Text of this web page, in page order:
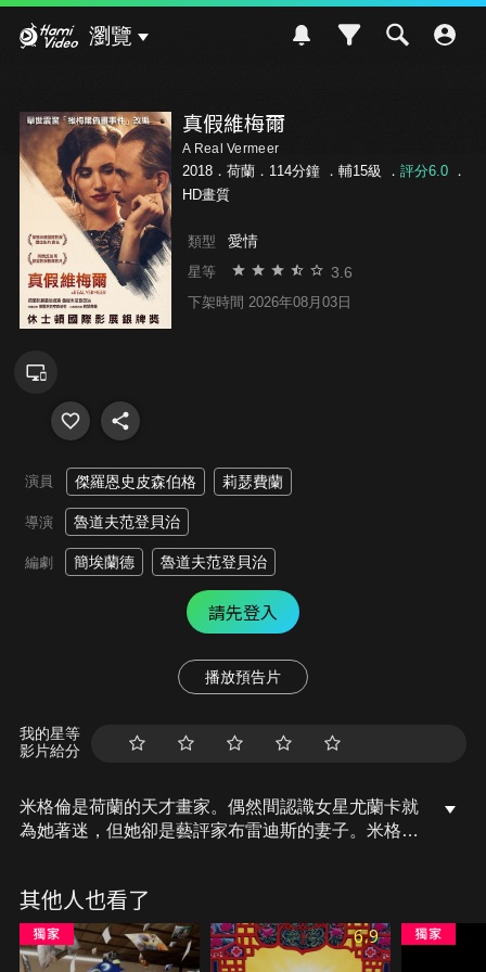
瀏覽
真假維梅爾
A Real Vermeer
2018．荷蘭．114分鐘 ． 輔15級 ． 評分6.0．
HD畫質
類型 愛情
星等 3.6
下架時間 2026年08月03日
演員 傑羅恩史皮森伯格 莉瑟費蘭
導演 魯道夫范登貝治
編劇 簡埃蘭德 魯道夫范登貝治
請先登入
播放預告片
我的星等
影片給分
米格倫是荷蘭的天才畫家。偶然間認識女星尤蘭卡就
為她著迷，但她卻是藝評家布雷迪斯的妻子。米格倫
米格倫事業跌落谷底，名聲重創的他搬到南歐，傾全
力繪製完美的偽畫，對專門鑑賞維梅爾畫作的布雷迪
斯展開復仇…
其他人也看了
6.9